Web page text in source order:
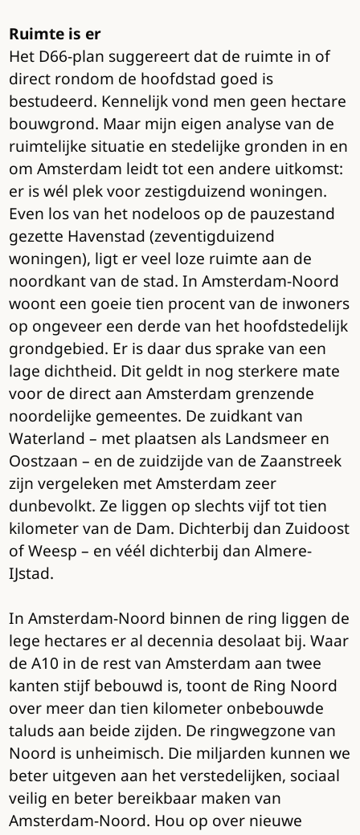
Ruimte is er
Het D66-plan suggereert dat de ruimte in of
direct rondom de hoofdstad goed is
bestudeerd. Kennelijk vond men geen hectare
bouwgrond. Maar mijn eigen analyse van de
ruimtelijke situatie en stedelijke gronden in en
om Amsterdam leidt tot een andere uitkomst:
er is wél plek voor zestigduizend woningen.
Even los van het nodeloos op de pauzestand
gezette Havenstad (zeventigduizend
woningen), ligt er veel loze ruimte aan de
noordkant van de stad. In Amsterdam-Noord
woont een goeie tien procent van de inwoners
op ongeveer een derde van het hoofdstedelijk
grondgebied. Er is daar dus sprake van een
lage dichtheid. Dit geldt in nog sterkere mate
voor de direct aan Amsterdam grenzende
noordelijke gemeentes. De zuidkant van
Waterland – met plaatsen als Landsmeer en
Oostzaan – en de zuidzijde van de Zaanstreek
zijn vergeleken met Amsterdam zeer
dunbevolkt. Ze liggen op slechts vijf tot tien
kilometer van de Dam. Dichterbij dan Zuidoost
of Weesp – en véél dichterbij dan Almere-
IJstad.
In Amsterdam-Noord binnen de ring liggen de
lege hectares er al decennia desolaat bij. Waar
de A10 in de rest van Amsterdam aan twee
kanten stijf bebouwd is, toont de Ring Noord
over meer dan tien kilometer onbebouwde
taluds aan beide zijden. De ringwegzone van
Noord is unheimisch. Die miljarden kunnen we
beter uitgeven aan het verstedelijken, sociaal
veilig en beter bereikbaar maken van
Amsterdam-Noord. Hou op over nieuwe